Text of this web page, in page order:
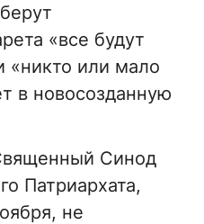
«все будут
«никто или мало
в новосозданную
Синод
Патриархата,
не